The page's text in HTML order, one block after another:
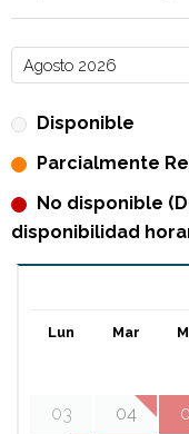
Disponible
Parcialmente
No disponible
disponibilidad
Lun Mar
03
04